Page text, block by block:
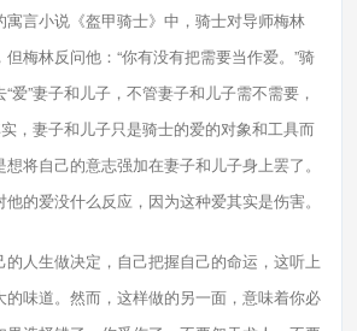
寓言小说《盔甲骑士》中，骑士对导师梅林
梅林反问他：“你有没有把需要当作爱。”骑
爱”妻子和儿子，不管妻子和儿子需不需要，
，妻子和儿子只是骑士的爱的对象和工具而
将自己的意志强加在妻子和儿子身上罢了。
的爱没什么反应，因为这种爱其实是伤害。
人生做决定，自己把握自己的命运，这听上
味道。然而，这样做的另一面，意味着你必